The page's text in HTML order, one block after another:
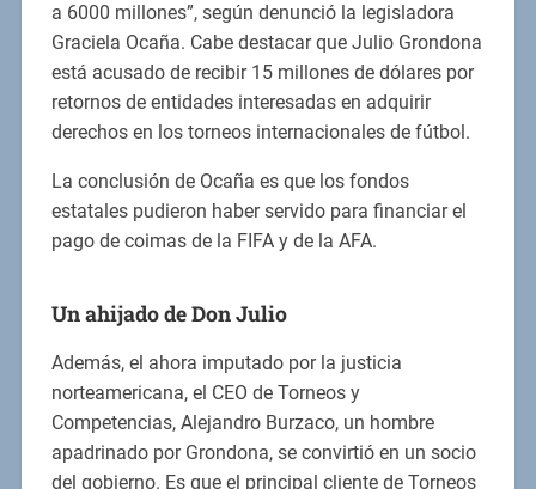
a 6000 millones”, según denunció la legisladora
Graciela Ocaña. Cabe destacar que Julio Grondona
está acusado de recibir 15 millones de dólares por
retornos de entidades interesadas en adquirir
derechos en los torneos internacionales de fútbol.
La conclusión de Ocaña es que los fondos
estatales pudieron haber servido para financiar el
pago de coimas de la FIFA y de la AFA.
Un ahijado de Don Julio
Además, el ahora imputado por la justicia
norteamericana, el CEO de Torneos y
Competencias, Alejandro Burzaco, un hombre
apadrinado por Grondona, se convirtió en un socio
del gobierno. Es que el principal cliente de Torneos